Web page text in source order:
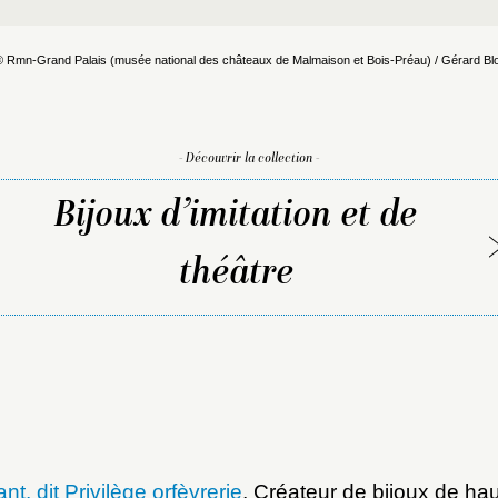
Rmn-Grand Palais (musée national des châteaux de Malmaison et Bois-Préau) / Gérard
- Découvrir la collection -
Bijoux d’imitation et de
théâtre
dit Privilège orfèvrerie, Créateur de bijoux de